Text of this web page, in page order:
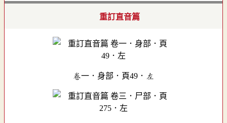
重訂直音篇
卷一．身部．頁49．左